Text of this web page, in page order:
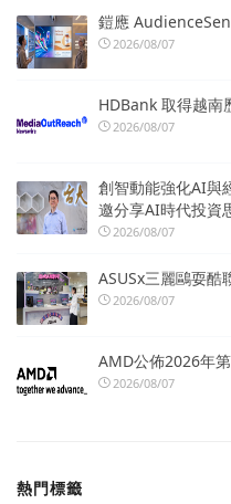
鎧應
2026/08/07
HDBank 取得越南
2026/08/07
創智動能強化AI與
邀分享AI時代投資
2026/08/07
ASUSx三麗鷗耍酷
2026/08/07
AMD公佈2026年
2026/08/07
熱門標籤